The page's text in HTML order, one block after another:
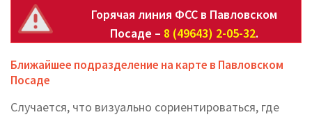
Горячая линия ФСС в Павловском
Посаде – 8 (49643) 2-05-32.
Ближайшее подразделение на карте в Павловском
Посаде
Случается, что визуально сориентироваться, где